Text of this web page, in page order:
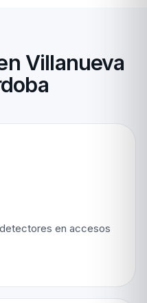
Villanueva
en accesos